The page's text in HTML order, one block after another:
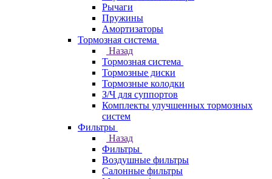
Рычаги
Пружины
Амортизаторы
Тормозная система
Назад
Тормозная система
Тормозные диски
Тормозные колодки
З/Ч для суппортов
Комплекты улучшенных тормозных
систем
Фильтры
Назад
Фильтры
Воздушные фильтры
Салонные фильтры